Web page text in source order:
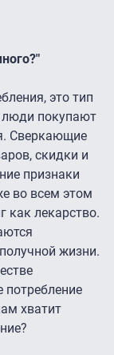
это тип
люди покупают
Сверкающие
скидки и
признаки
во всем этом
как лекарство.
жизни.
потребление
хватит